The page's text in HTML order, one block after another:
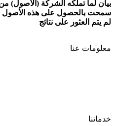
بيان لما تملكه الشركة (الأصول) من
سمحت بالحصول على هذه الأصول
لم يتم العثور على نتائج
معلومات عنا
خدماتنا